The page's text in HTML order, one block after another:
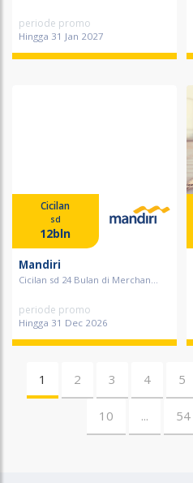
periode promo
Hingga 31 Jan 2027
Cicilan
sd
12bln
Mandiri
Cicilan sd 24 Bulan di Merchan...
periode promo
Hingga 31 Dec 2026
1 2 3 4 5
10 ... 54